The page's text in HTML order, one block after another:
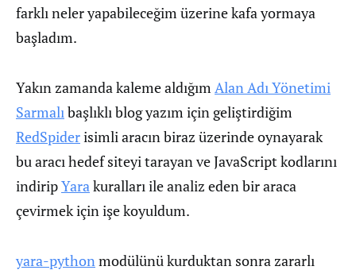
farklı neler yapabileceğim üzerine kafa yormaya
başladım.
Yakın zamanda kaleme aldığım Alan Adı Yönetimi
Sarmalıbaşlıklı blog yazım için geliştirdiğim
RedSpiderisimli aracın biraz üzerinde oynayarak
bu aracı hedef siteyi tarayan ve JavaScript kodlarını
indiripYarakuralları ile analiz eden bir araca
çevirmek için işe koyuldum.
yara-pythonmodülünü kurduktan sonra zararlı